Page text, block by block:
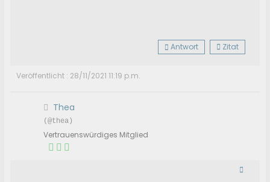
Antwort Zitat
Veröffentlicht : 28/11/2021 11:19 p.m.
Thea
(@thea)
Vertrauenswürdiges Mitglied